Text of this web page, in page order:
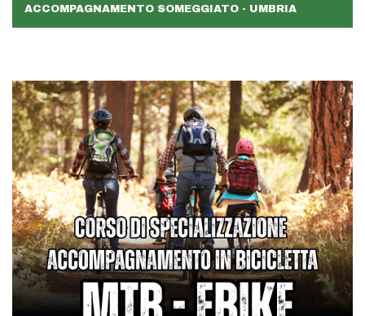
ACCOMPAGNAMENTO SOMEGGIATO - UMBRIA